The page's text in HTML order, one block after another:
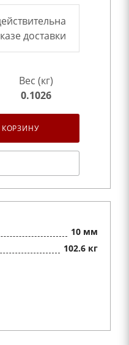
доставки
Вес (кг)
0.1026
КОРЗИНУ
10 мм
102.6 кг